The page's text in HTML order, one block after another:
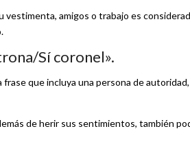
vestimenta, amigos o trabajo es
Sí coronel».
que incluya una persona de
de herir sus sentimientos, también